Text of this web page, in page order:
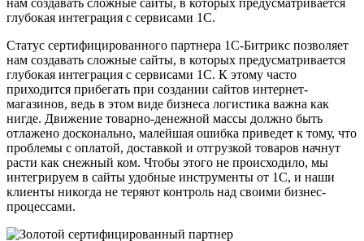
глубокая интеграция с сервисами 1С.
Статус сертифицированного партнера 1С-Битрикс позволяет
нам создавать сложные сайты, в которых предусматривается
глубокая интеграция с сервисами 1С. К этому часто
приходится прибегать при создании сайтов интернет-
магазинов, ведь в этом виде бизнеса логистика важна как
нигде. Движение товарно-денежной массы должно быть
отлажено досконально, малейшая ошибка приведет к тому, что
проблемы с оплатой, доставкой и отгрузкой товаров начнут
расти как снежный ком. Чтобы этого не происходило, мы
интегрируем в сайты удобные инструменты от 1С, и наши
клиенты никогда не теряют контроль над своими бизнес-
процессами.